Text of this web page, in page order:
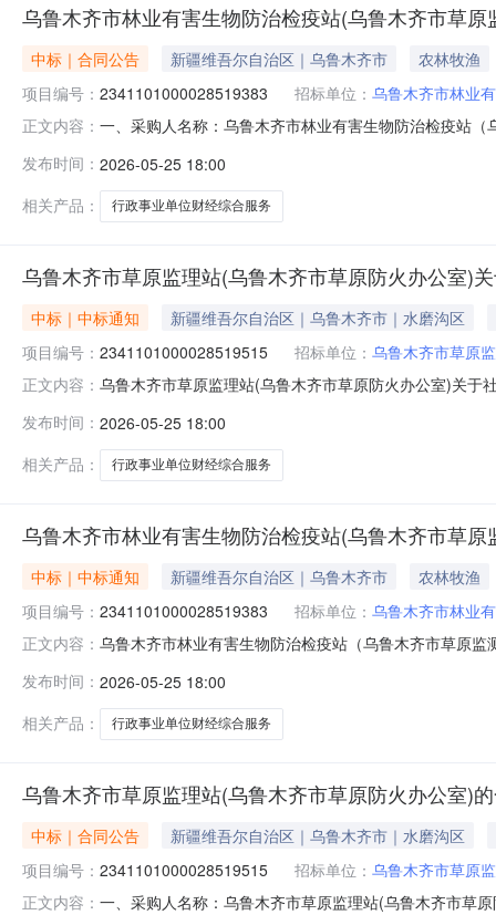
乌鲁木齐市林业有害生物防治检疫站(乌鲁木齐市草原
中标｜合同公告 新疆维吾尔自治区｜乌鲁木齐市
农林牧渔
项目编号： 2341101000028519383 招标单位： 乌鲁木齐市林业
正文内容： 一、采购人名称：乌鲁木齐市林业有害生物防治检疫站
位数量单价(元)总价(元)1行政事业单位财经综合服务项
发布时间： 2026-05-25 18:00
相关产品：
行政事业单位财经综合服务
乌鲁木齐市草原监理站(乌鲁木齐市草原防火办公室)
中标｜中标通知
新疆维吾尔自治区｜乌鲁木齐市｜水磨沟区
项目编号： 2341101000028519515 招标单位： 乌鲁木齐市草原
正文内容： 乌鲁木齐市草原监理站(乌鲁木齐市草原防火办公室)关
海玲项目联系电话:18999226923采购计划文号:采购计
发布时间： 2026-05-25 18:00
相关产品：
行政事业单位财经综合服务
乌鲁木齐市林业有害生物防治检疫站(乌鲁木齐市草
中标｜中标通知 新疆维吾尔自治区｜乌鲁木齐市
农林牧渔
项目编号： 2341101000028519383 招标单位： 乌鲁木齐市林业
正文内容： 乌鲁木齐市林业有害生物防治检疫站（乌鲁木齐市草原
号:2341101000028519383项目联系人:梁振山项目联系
间:-二、采购
发布时间： 2026-05-25 18:00
相关产品：
行政事业单位财经综合服务
乌鲁木齐市草原监理站(乌鲁木齐市草原防火办公室)
中标｜合同公告
新疆维吾尔自治区｜乌鲁木齐市｜水磨沟区
项目编号： 2341101000028519515 招标单位： 乌鲁木齐市草原
正文内容： 一、采购人名称：乌鲁木齐市草原监理站(乌鲁木齐市草